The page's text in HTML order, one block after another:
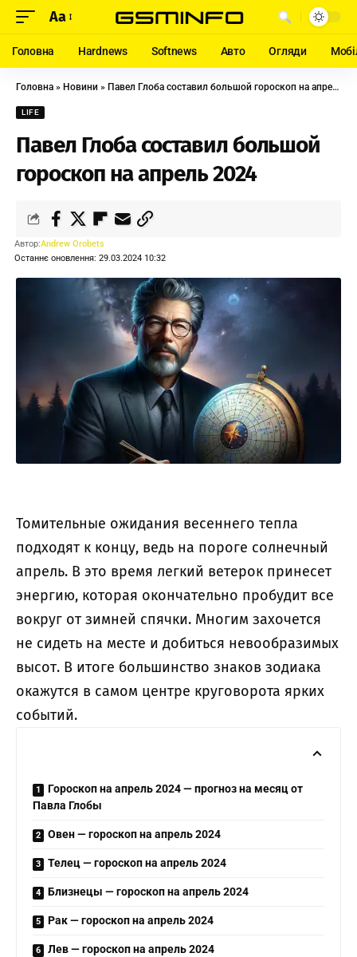
Aa
Головна Hardnews Softnews Авто Огляди
Головна » Новини » Павел Глоба составил большой гороскоп на апрель 2024
LIFE
Павел Глоба составил большой
гороскоп на апрель 2024
Останнє оновлення: 29.03.2024 10:32
Автор:Andrew Orobets
Томительные ожидания весеннего тепла
подходят к концу, ведь на пороге солнечный
апрель. В это время легкий ветерок принесет
энергию, которая окончательно пробудит все
вокруг от зимней спячки. Многим захочется
не сидеть на месте и добиться невообразимых
высот. В итоге большинство знаков зодиака
окажутся в самом центре круговорота ярких
событий.
Гороскоп на апрель 2024 — прогноз на месяц от
Павла Глобы
Овен — гороскоп на апрель 2024
Телец — гороскоп на апрель 2024
Близнецы — гороскоп на апрель 2024
Рак — гороскоп на апрель 2024
Лев — гороскоп на апрель 2024